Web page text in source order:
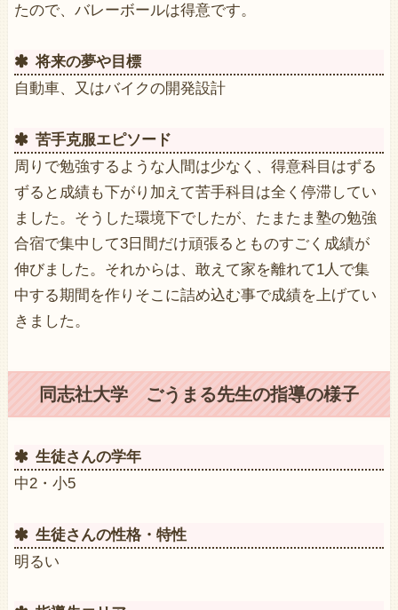
たので、バレーボールは得意です。
将来の夢や目標
自動車、又はバイクの開発設計
苦手克服エピソード
周りで勉強するような人間は少なく、得意科目はずる
ずると成績も下がり加えて苦手科目は全く停滞してい
ました。そうした環境下でしたが、たまたま塾の勉強
合宿で集中して3日間だけ頑張るとものすごく成績が
伸びました。それからは、敢えて家を離れて1人で集
中する期間を作りそこに詰め込む事で成績を上げてい
きました。
同志社大学 ごうまる先生の指導の様子
生徒さんの学年
中2・小5
生徒さんの性格・特性
明るい